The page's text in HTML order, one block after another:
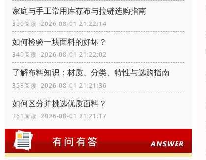
家庭与手工常用库存布与拉链选购指南
356阅读 2026-08-01 21:22:14
如何检验一块面料的好坏？
340阅读 2026-08-01 21:22:02
了解布料知识：材质、分类、特性与选购指南
358阅读 2026-08-01 21:21:36
如何区分并挑选优质面料？
361阅读 2026-08-01 21:21:17